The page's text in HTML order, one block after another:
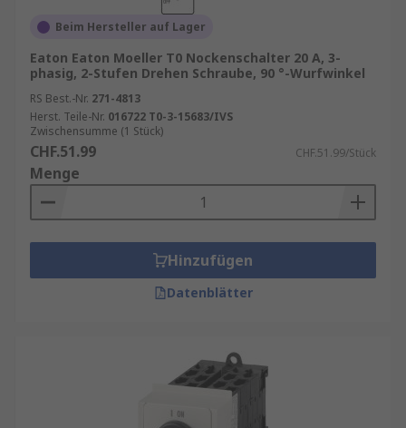
Beim Hersteller auf Lager
Eaton Eaton Moeller T0 Nockenschalter 20 A, 3-
phasig, 2-Stufen Drehen Schraube, 90 °-Wurfwinkel
RS Best.-Nr. 271-4813
Herst. Teile-Nr. 016722 T0-3-15683/IVS
Zwischensumme (1 Stück)
CHF.51.99 CHF.51.99/Stück
Menge
Hinzufügen
Datenblätter